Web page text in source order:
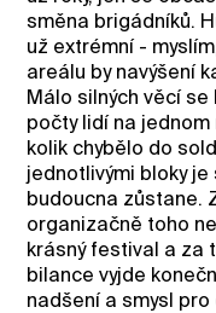
směna brigádníků.
už extrémní -
areálu by navýšení
Málo silných věcí
počty lidí na
kolik chybělo do
jednotlivými bloky
budoucna zůstane.
organizačně toho
krásný festival a za
bilance vyjde
nadšení a smysl